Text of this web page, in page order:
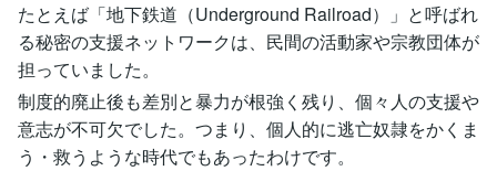
たとえば「地下鉄道（Underground Railroad）」と呼ばれ
る秘密の支援ネットワークは、民間の活動家や宗教団体が
担っていました。
制度的廃止後も差別と暴力が根強く残り、個々人の支援や
意志が不可欠でした。つまり、個人的に逃亡奴隷をかくま
う・救うような時代でもあったわけです。